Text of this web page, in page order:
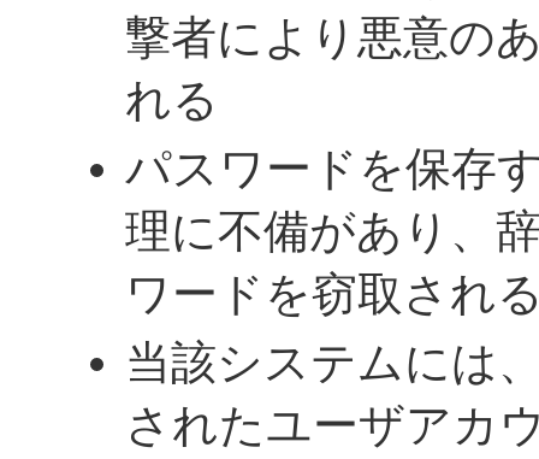
撃者により悪意の
れる
パスワードを保存
理に不備があり、
ワードを窃取され
当該システムには
されたユーザアカ